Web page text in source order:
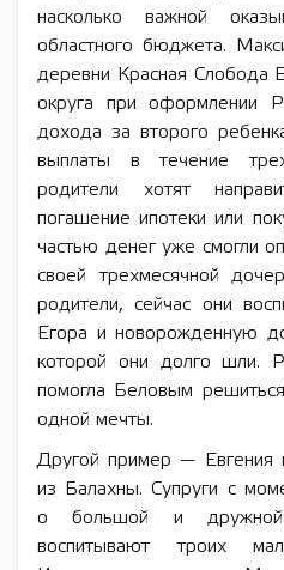
насколько важной
областного бюджета.
деревни Красная Слобода
округа при оформлении
дохода за второго
выплаты в течение
родители хотят
погашение ипотеки или
частью денег уже смогли
своей трехмесячной
родители, сейчас они
Егора и новорожденную
которой они долго шли.
помогла Беловым
одной мечты.
Другой пример — Евгения
из Балахны. Супруги с
о большой и
воспитывают троих